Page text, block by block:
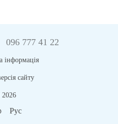
096 777 41 22
інформація
сайту
Рус